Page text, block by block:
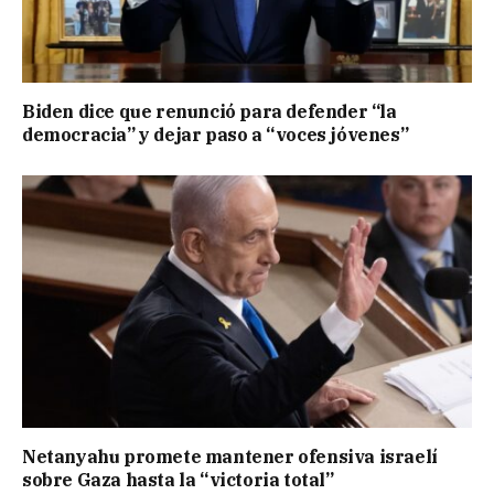
Biden dice que renunció para defender “la
democracia” y dejar paso a “voces jóvenes”
Netanyahu promete mantener ofensiva israelí
sobre Gaza hasta la “victoria total”